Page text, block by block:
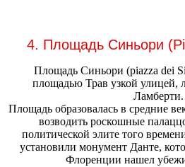
4. Площадь Синьори
Площадь Синьори (piazza dei
площадью Трав узкой улицей,
Ламберти.
Площадь образовалась в средние
возводить роскошные
политической элите того
установили монумент Данте,
Флоренции нашел